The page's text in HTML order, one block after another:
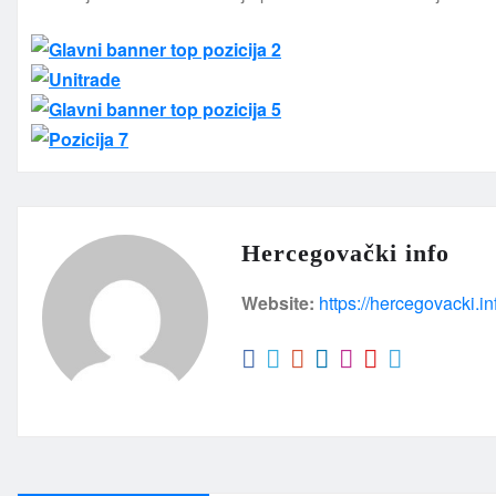
Hercegovački info
Website: https://